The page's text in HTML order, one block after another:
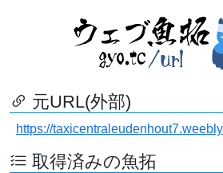
元URL(外部)
https://
取得済みの魚拓